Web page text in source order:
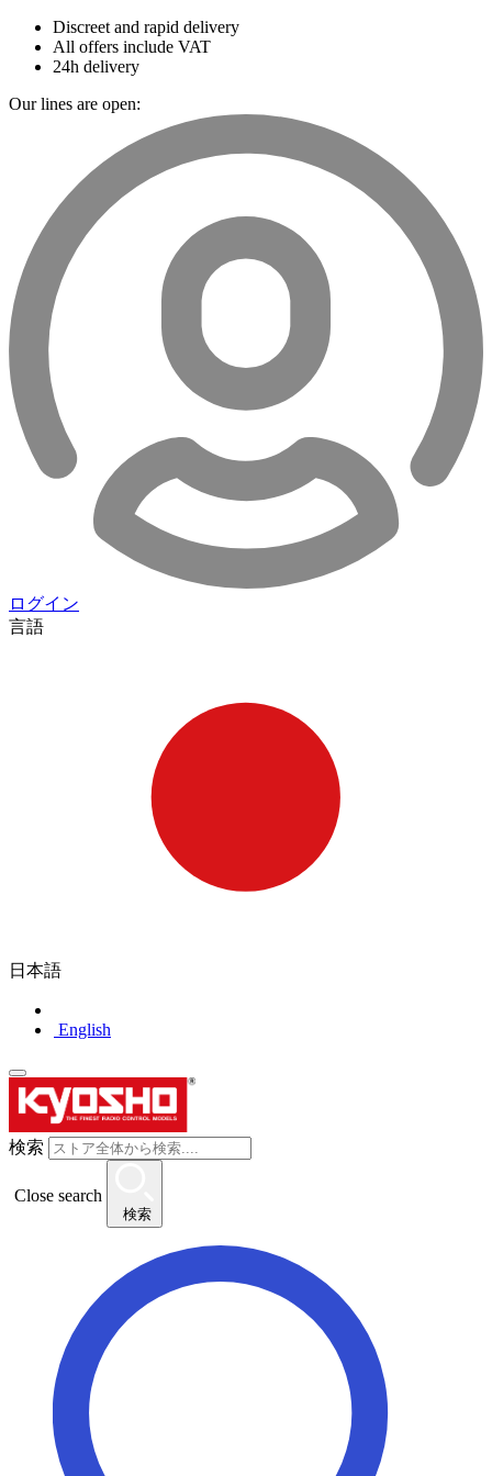
Discreet and rapid delivery
All offers include VAT
24h delivery
Our lines are open:
ログイン
言語
日本語
English
検索
Close search
検索